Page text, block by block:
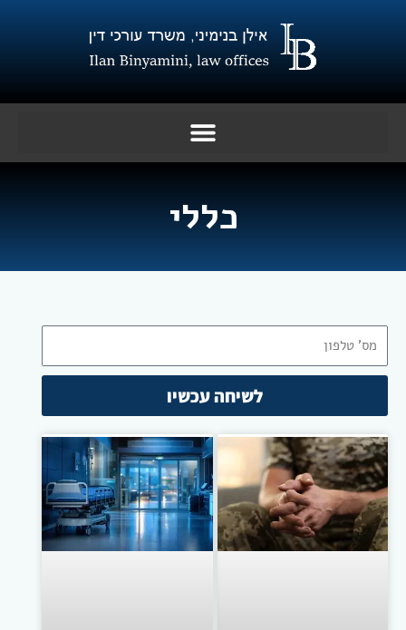
כללי
טלפון
לשיחה עכשיו